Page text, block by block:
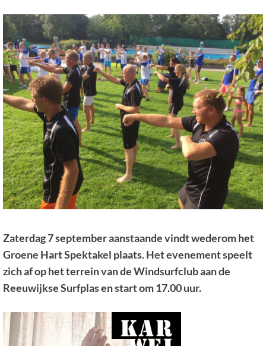
Zaterdag 7 september aanstaande vindt wederom het
Groene Hart Spektakel plaats. Het evenement speelt
zich af op het terrein van de Windsurfclub aan de
Reeuwijkse Surfplas en start om 17.00 uur.